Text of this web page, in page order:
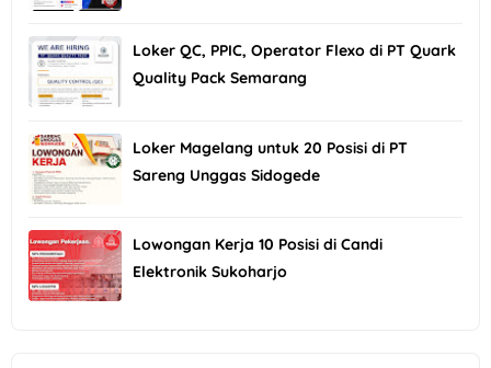
Loker QC, PPIC, Operator Flexo di PT Quark
Quality Pack Semarang
Loker Magelang untuk 20 Posisi di PT
Sareng Unggas Sidogede
Lowongan Kerja 10 Posisi di Candi
Elektronik Sukoharjo